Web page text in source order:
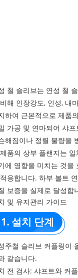
철 슬리브는 연성 철
해 인장강도, 인성, 내
하여 근본적으로 제품
가공 및 연마되어 샤
해짐이나 정렬 불량을
품의 상부 플랜지는
에 영향을 미치는 것을
응합니다. 하부 볼트
보증을 실제로 달성합
및 유지관리 가이드
1. 설치 단계
주철 슬리브 커플링이
같습니다.
전 검사: 샤프트와 커